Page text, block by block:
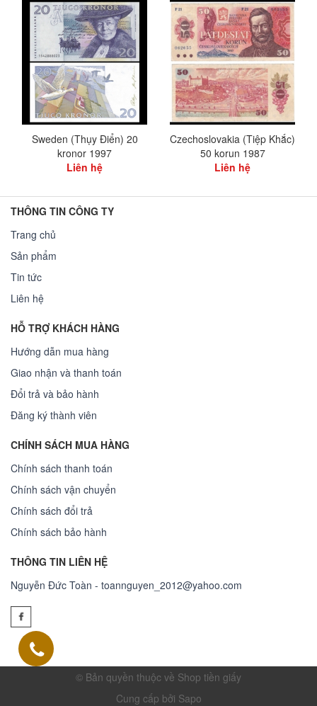
Sweden (Thụy Điển) 20
kronor 1997
Liên hệ
Czechoslovakia (Tiệp Khắc)
50 korun 1987
Liên hệ
THÔNG TIN CÔNG TY
Trang chủ
Sản phẩm
Tin tức
Liên hệ
HỖ TRỢ KHÁCH HÀNG
Hướng dẫn mua hàng
Giao nhận và thanh toán
Đổi trả và bảo hành
Đăng ký thành viên
CHÍNH SÁCH MUA HÀNG
Chính sách thanh toán
Chính sách vận chuyển
Chính sách đổi trả
Chính sách bảo hành
THÔNG TIN LIÊN HỆ
Nguyễn Đức Toàn - toannguyen_2012@yahoo.com
© Bản quyền thuộc về Shop tiền giấy
Cung cấp bởi Sapo